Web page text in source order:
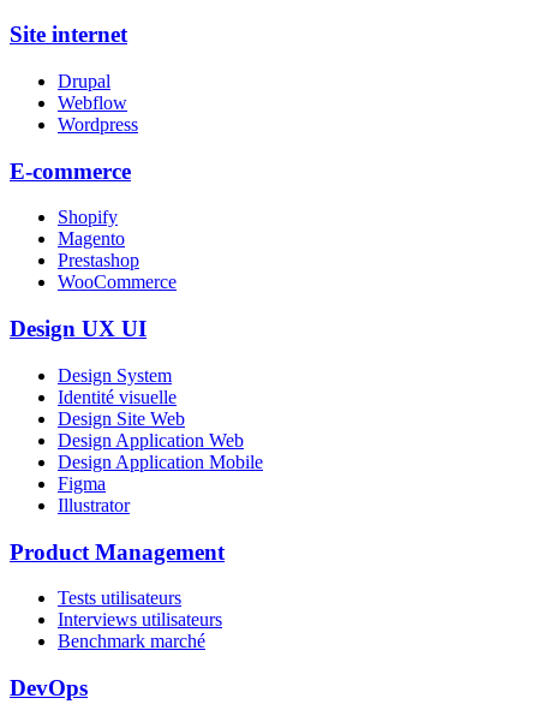
Site internet
Drupal
Webflow
Wordpress
E-commerce
Shopify
Magento
Prestashop
WooCommerce
Design UX UI
Design System
Identité visuelle
Design Site Web
Design Application Web
Design Application Mobile
Figma
Illustrator
Product Management
Tests utilisateurs
Interviews utilisateurs
Benchmark marché
DevOps